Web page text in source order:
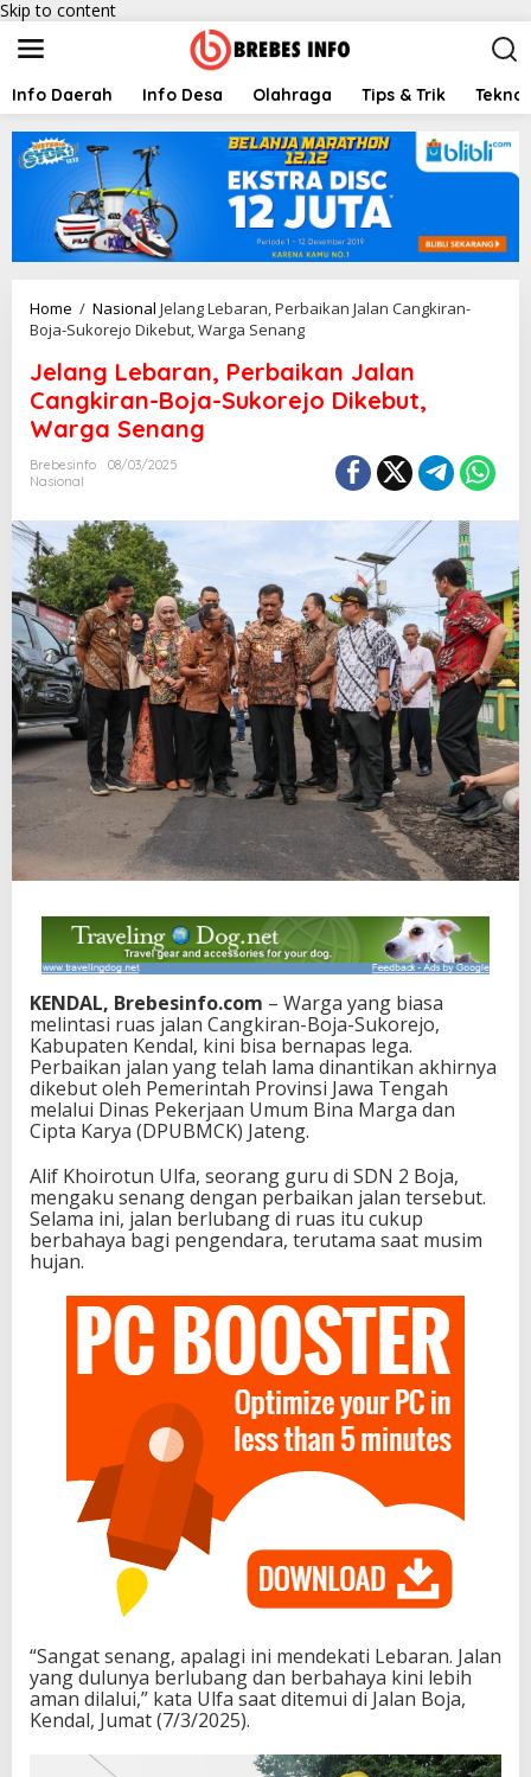
Skip to content
Info Daerah Info Desa Olahraga Tips & Trik
Home / Nasional Jelang Lebaran, Perbaikan Jalan Cangkiran-
Boja-Sukorejo Dikebut, Warga Senang
Jelang Lebaran, Perbaikan Jalan
Cangkiran-Boja-Sukorejo Dikebut,
Warga Senang
Brebesinfo
08/03/2025
Nasional
KENDAL, Brebesinfo.com – Warga yang biasa
melintasi ruas jalan Cangkiran-Boja-Sukorejo,
Kabupaten Kendal, kini bisa bernapas lega.
Perbaikan jalan yang telah lama dinantikan akhirnya
dikebut oleh Pemerintah Provinsi Jawa Tengah
melalui Dinas Pekerjaan Umum Bina Marga dan
Cipta Karya (DPUBMCK) Jateng.
Alif Khoirotun Ulfa, seorang guru di SDN 2 Boja,
mengaku senang dengan perbaikan jalan tersebut.
Selama ini, jalan berlubang di ruas itu cukup
berbahaya bagi pengendara, terutama saat musim
hujan.
“Sangat senang, apalagi ini mendekati Lebaran. Jalan
yang dulunya berlubang dan berbahaya kini lebih
aman dilalui,” kata Ulfa saat ditemui di Jalan Boja,
Kendal, Jumat (7/3/2025).